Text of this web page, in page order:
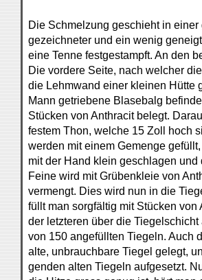
Die Schmelzung geschieht in
gezeichneter und ein wenig
eine Tenne festgestampft. An den
Die vordere Seite, nach welcher
die Lehmwand einer kleinen Hütte
Mann getriebene Blasebalg
Stücken von Anthracit belegt.
festem Thon, welche 15 Zoll hoch
werden mit einem Gemenge
mit der Hand klein geschlagen
Feine wird mit Grübenkleie von
vermengt. Dies wird nun in die
füllt man sorgfältig mit Stücken
der letzteren über die
von 150 angefüllten Tiegeln. Auch
alte, unbrauchbare Tiegel gelegt,
genden alten Tiegeln aufgesetzt.